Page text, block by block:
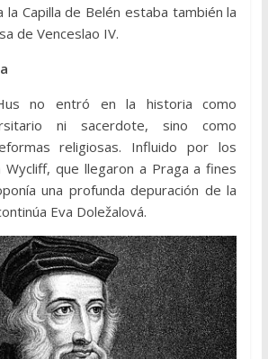
la Capilla de Belén estaba también la
de Venceslao IV.
no entró en la historia como
ni sacerdote, sino como
religiosas. Influido por los
Wycliff, que llegaron a Praga a fines
una profunda depuración de la
Eva Doležalová.